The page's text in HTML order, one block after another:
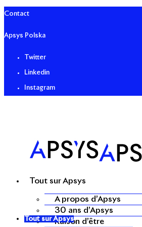
Contact
Apsys Polska
Twitter
Linkedin
Instagram
Tout sur Apsys
A propos d’Apsys
30 ans d’Apsys
Raison d’être
Tout sur Apsys